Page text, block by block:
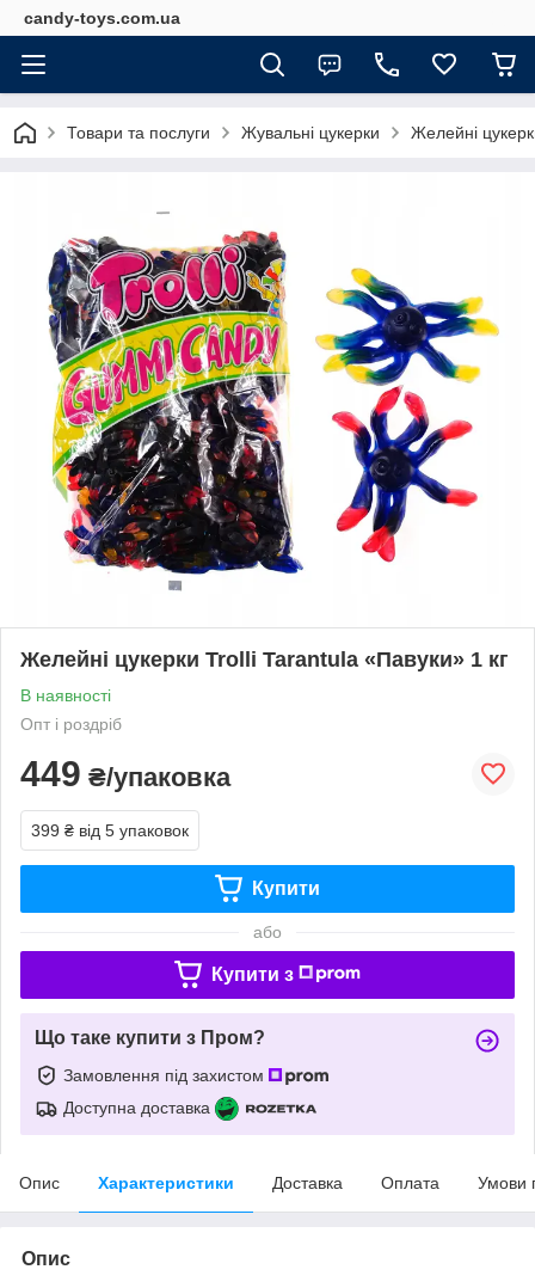
candy-toys.com.ua
Товари та послуги Жувальні цукерки Желейні
Желейні цукерки Trolli Tarantula «Павуки» 1 кг
В наявності
Опт і роздріб
449 ₴/упаковка
399 ₴ від 5 упаковок
Купити
або
Купити з
Що таке купити з Пром?
Замовлення під захистом
Доступна доставка
Опис Характеристики Доставка Оплата Умови
Опис